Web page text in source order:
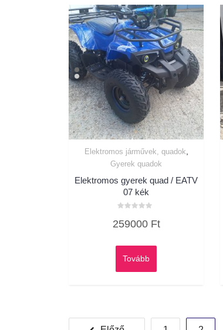
Elektromos járművek, quadok
Gyerek quadok
Elektromos gyerek quad / EATV
07 kék
0
259000 Ft
Tovább